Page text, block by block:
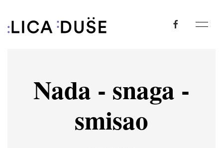
Nada - snaga -
smisao